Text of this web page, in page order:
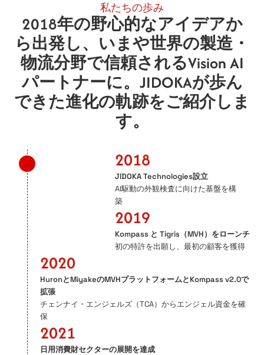
私たちの歩み
2018年の野心的なアイデアか
ら出発し、いまや世界の製造・
物流分野で信頼されるVision AI
パートナーに。JIDOKAが歩ん
できた進化の軌跡をご紹介しま
す。
2018
JIDOKA Technologies設立
AI駆動の外観検査に向けた基盤を構
築
2019
Kompass と Tigris（MVH）をローンチ
初の特許を出願し、最初の顧客を獲得
2021
日用消費財セクターの展開を達成
2020
HuronとMiyakeのMVHプラットフォームとKompass v2.0で
拡張
チェンナイ・エンジェルズ（TCA）からエンジェル資金を確
保